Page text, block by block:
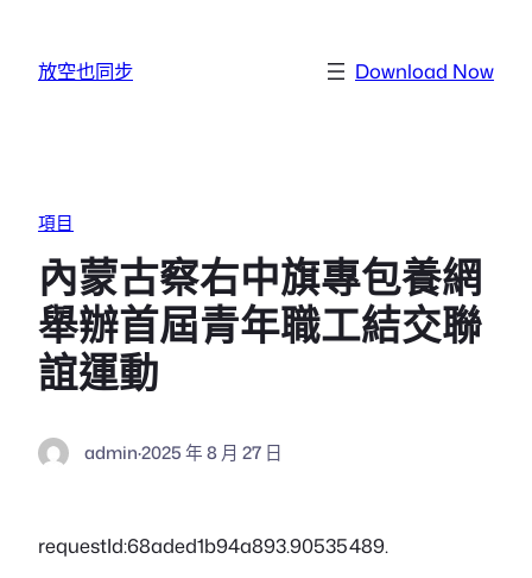
放空也同步 Download Now
項目
內蒙古察右中旗專包養網
舉辦首屆青年職工結交聯
誼運動
admin·2025 年 8 月 27 日
requestId:68aded1b94a893.90535489.